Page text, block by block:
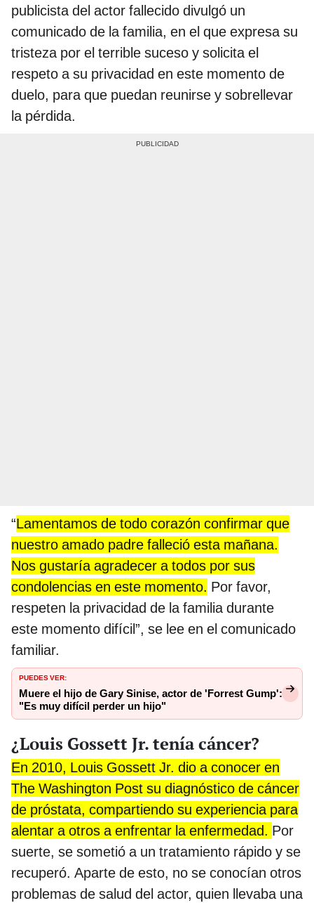
publicista del actor fallecido divulgó un
comunicado de la familia, en el que expresa su
tristeza por el terrible suceso y solicita el
respeto a su privacidad en este momento de
duelo, para que puedan reunirse y sobrellevar
la pérdida.
“Lamentamos de todo corazón confirmar que
nuestro amado padre falleció esta mañana.
Nos gustaría agradecer a todos por sus
condolencias en este momento. Por favor,
respeten la privacidad de la familia durante
este momento difícil”, se lee en el comunicado
familiar.
PUEDES VER:
Muere el hijo de Gary Sinise, actor de 'Forrest Gump':
"Es muy difícil perder un hijo"
¿Louis Gossett Jr. tenía cáncer?
En 2010, Louis Gossett Jr. dio a conocer en
The Washington Post su diagnóstico de cáncer
de próstata, compartiendo su experiencia para
alentar a otros a enfrentar la enfermedad. Por
suerte, se sometió a un tratamiento rápido y se
recuperó. Aparte de esto, no se conocían otros
problemas de salud del actor, quien llevaba una